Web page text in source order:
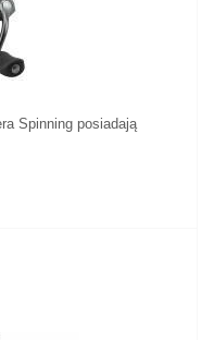
Spinning posiadają